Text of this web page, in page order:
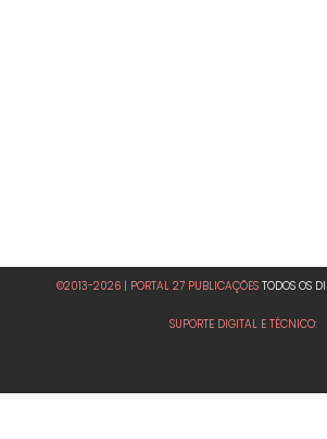
©2013-2026 | PORTAL 27 PUBLICAÇÕES TODOS OS
SUPORTE DIGITAL E TÉCNICO: